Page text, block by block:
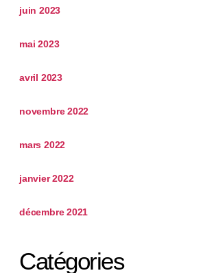
juin 2023
mai 2023
avril 2023
novembre 2022
mars 2022
janvier 2022
décembre 2021
Catégories